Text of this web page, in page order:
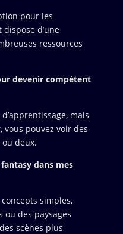
pour les
d’une
ressources
devenir compétent
mais
pouvez voir des
deux.
dans mes
simples,
ou des paysages
scènes plus